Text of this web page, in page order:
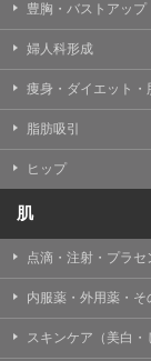
ジが正しく表
ください。
TCBグループ
として患者様
アクセスログ
る統計分析の
用されること
事業上の必要
す。
掲載したとき
豊胸・バストアップ
婦人科形成
痩身・ダイエット・
脂肪吸引
ヒップ
肌
点滴・注射・プラセ
内服薬・外用薬・そ
スキンケア（美白・